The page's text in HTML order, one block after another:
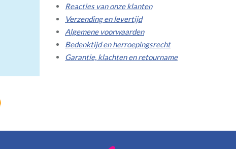
Reacties van onze klanten
Verzending en levertijd
Algemene voorwaarden
Bedenktijd en herroepingsrecht
Garantie, klachten en retourname